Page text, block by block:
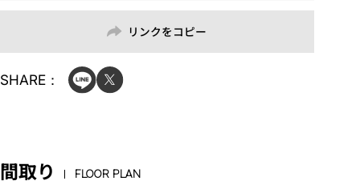
リンクをコピー
SHARE：
間取り FLOOR PLAN